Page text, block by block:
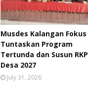
Musdes Kalangan Fokus
Tuntaskan Program
Tertunda dan Susun RKP
Desa 2027
July 31, 2026